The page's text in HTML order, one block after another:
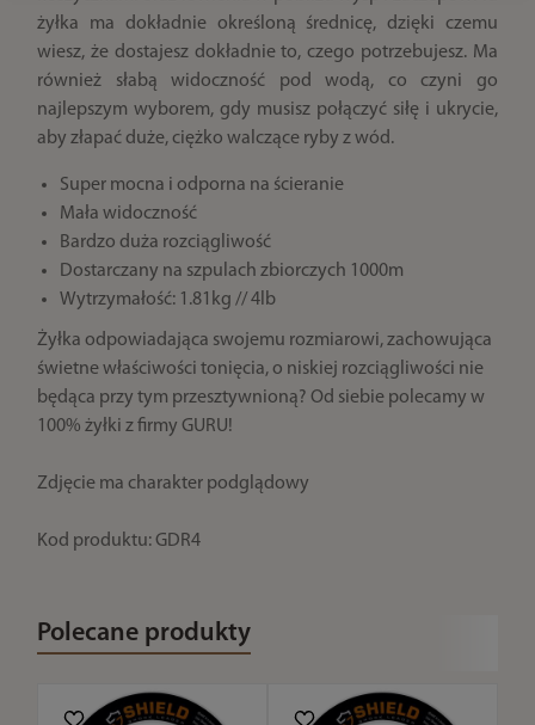
żyłka ma dokładnie określoną średnicę, dzięki czemu
wiesz, że dostajesz dokładnie to, czego potrzebujesz. Ma
również słabą widoczność pod wodą, co czyni go
najlepszym wyborem, gdy musisz połączyć siłę i ukrycie,
aby złapać duże, ciężko walczące ryby z wód.
Super mocna i odporna na ścieranie
Mała widoczność
Bardzo duża rozciągliwość
Dostarczany na szpulach zbiorczych 1000m
Wytrzymałość: 1.81kg // 4lb
Żyłka odpowiadająca swojemu rozmiarowi, zachowująca
świetne właściwości tonięcia, o niskiej rozciągliwości nie
będąca przy tym przesztywnioną? Od siebie polecamy w
100% żyłki z firmy GURU!
Zdjęcie ma charakter podglądowy
Kod produktu: GDR4
Polecane produkty